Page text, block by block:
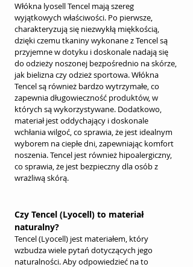
Włókna lyosell Tencel mają szereg
wyjątkowych właściwości. Po pierwsze,
charakteryzują się niezwykłą miękkością,
dzięki czemu tkaniny wykonane z Tencel są
przyjemne w dotyku i doskonale nadają się
do odzieży noszonej bezpośrednio na skórze,
jak bielizna czy odzież sportowa. Włókna
Tencel są również bardzo wytrzymałe, co
zapewnia długowieczność produktów, w
których są wykorzystywane. Dodatkowo,
materiał jest oddychający i doskonale
wchłania wilgoć, co sprawia, że jest idealnym
wyborem na ciepłe dni, zapewniając komfort
noszenia. Tencel jest również hipoalergiczny,
co sprawia, że jest bezpieczny dla osób z
wrażliwą skórą.
Czy Tencel (Lyocell) to materiał
naturalny?
Tencel (Lyocell) jest materiałem, który
wzbudza wiele pytań dotyczących jego
naturalności. Aby odpowiedzieć na to